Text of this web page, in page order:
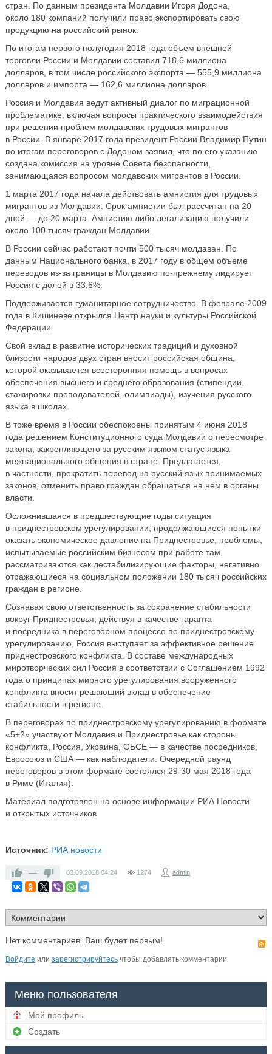
стран. По данным президента Молдавии Игоря Додона,
около 180 компаний получили право экспортировать свою
продукцию на российский рынок.
По итогам первого полугодия 2018 года объем внешней
торговли России и Молдавии составил 718,6 миллиона
долларов, в том числе российского экспорта — 555,9 миллиона
долларов и импорта — 162,6 миллиона долларов.
Россия и Молдавия ведут активный диалог по миграционной
проблематике, включая вопросы практического взаимодействия
при решении проблем молдавских трудовых мигрантов
в России. В январе 2017 года президент России Владимир Путин
по итогам переговоров с Додоном заявил, что по его указанию
создана комиссия на уровне Совета безопасности,
занимающаяся вопросом молдавских мигрантов в России.
1 марта 2017 года начала действовать амнистия для трудовых
мигрантов из Молдавии. Срок амнистии был рассчитан на 20
дней — до 20 марта. Амнистию либо легализацию получили
около 100 тысяч граждан Молдавии.
В России сейчас работают почти 500 тысяч молдаван. По
данным Национального банка, в 2017 году в общем объеме
переводов из-за границы в Молдавию по-прежнему лидирует
Россия с долей в 33,6%.
Поддерживается гуманитарное сотрудничество. В феврале 2009
года в Кишиневе открылся Центр науки и культуры Российской
Федерации.
Свой вклад в развитие исторических традиций и духовной
близости народов двух стран вносит российская община,
которой оказывается всесторонняя помощь в вопросах
обеспечения высшего и среднего образования (стипендии,
стажировки преподавателей, олимпиады), изучения русского
языка в школах.
В тоже время в России обеспокоены принятым 4 июня 2018
года решением Конституционного суда Молдавии о пересмотре
закона, закрепляющего за русским языком статус языка
межнационального общения в стране. Предлагается,
в частности, прекратить перевод на русский язык принимаемых
законов, отменить право граждан обращаться на нем в органы
власти.
Осложнившаяся в предшествующие годы ситуация
в приднестровском урегулировании, продолжающиеся попытки
оказать экономическое давление на Приднестровье, проблемы,
испытываемые российским бизнесом при работе там,
рассматриваются как дестабилизирующие факторы, негативно
отражающиеся на социальном положении 180 тысяч российских
граждан в регионе.
Сознавая свою ответственность за сохранение стабильности
вокруг Приднестровья, действуя в качестве гаранта
и посредника в переговорном процессе по приднестровскому
урегулированию, Россия выступает за эффективное решение
приднестровского конфликта. В составе международных
миротворческих сил Россия в соответствии с Соглашением 1992
года о принципах мирного урегулирования вооруженного
конфликта вносит решающий вклад в обеспечение
стабильности в регионе.
В переговорах по приднестровскому урегулированию в формате
«5+2» участвуют Молдавия и Приднестровье как стороны
конфликта, Россия, Украина, ОБСЕ — в качестве посредников,
Евросоюз и США — как наблюдатели. Очередной раунд
переговоров в этом формате состоялся 29-30 мая 2018 года
в Риме (Италия).
Материал подготовлен на основе информации РИА Новости
и открытых источников
Источник: РИА новости
— 03.09.2018 04:24 1274 admin
Нет комментариев. Ваш будет первым!
Войдите или зарегистрируйтесьчтобы добавлять комментарии
Меню пользователя
Мой профиль
Создать